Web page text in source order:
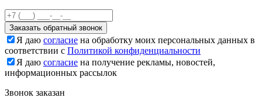
Заказать обратный звонок
Я даю согласие на обработку моих персональных данных в
соответствии с Политикой конфиденциальности
Я даю согласие на получение рекламы, новостей,
информационных рассылок
Звонок заказан